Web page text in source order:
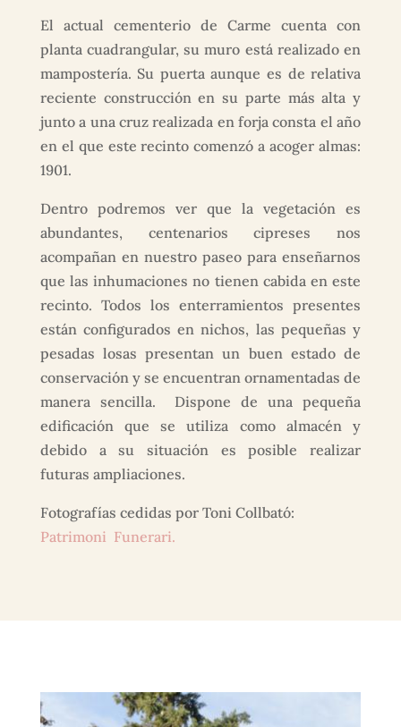
El actual cementerio de Carme cuenta con
planta cuadrangular, su muro está realizado en
mampostería. Su puerta aunque es de relativa
reciente construcción en su parte más alta y
junto a una cruz realizada en forja consta el año
en el que este recinto comenzó a acoger almas:
1901.
Dentro podremos ver que la vegetación es
abundantes, centenarios cipreses nos
acompañan en nuestro paseo para enseñarnos
que las inhumaciones no tienen cabida en este
recinto. Todos los enterramientos presentes
están configurados en nichos, las pequeñas y
pesadas losas presentan un buen estado de
conservación y se encuentran ornamentadas de
manera sencilla. Dispone de una pequeña
edificación que se utiliza como almacén y
debido a su situación es posible realizar
futuras ampliaciones.
Fotografías cedidas por Toni Collbató:
Patrimoni Funerari.